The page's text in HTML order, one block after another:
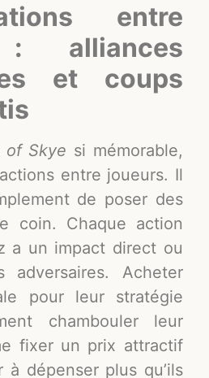
entre
: alliances
et coups
of Skye si mémorable,
entre joueurs. Il
de poser des
coin. Chaque action
a un impact direct ou
adversaires. Acheter
pour leur stratégie
chambouler leur
fixer un prix attractif
à dépenser plus qu’ils